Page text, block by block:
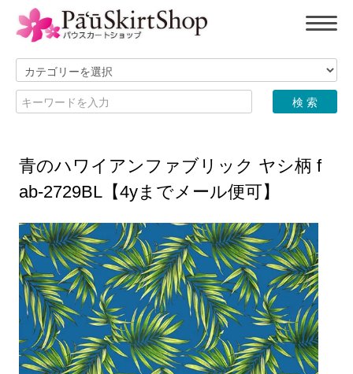
青のハワイアンファブリック ヤシ柄 f
ab-2729BL【4yまでメール便可】